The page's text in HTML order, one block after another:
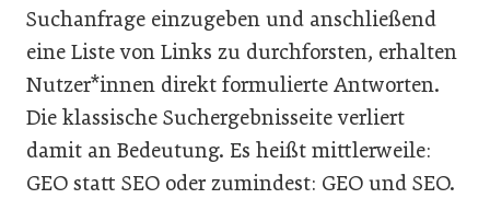
Suchanfrage einzugeben und anschließend
eine Liste von Links zu durchforsten, erhalten
Nutzer*innen direkt formulierte Antworten.
Die klassische Suchergebnisseite verliert
damit an Bedeutung. Es heißt mittlerweile:
GEO statt SEO oder zumindest: GEO und SEO.